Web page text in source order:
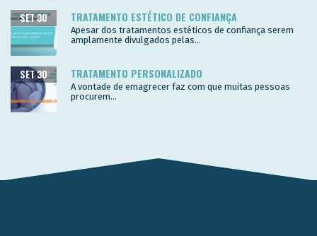
TRATAMENTO ESTÉTICO DE CONFIANÇA
SET 30
Apesar dos tratamentos estéticos de confiança serem
amplamente divulgados pelas...
TRATAMENTO PERSONALIZADO
SET 30
A vontade de emagrecer faz com que muitas pessoas
procurem...